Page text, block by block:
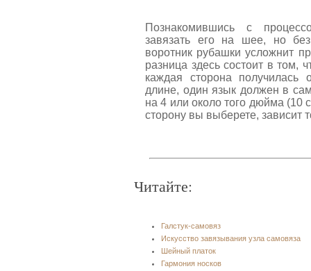
Познакомившись с
завязать его на шее, но
воротник рубашки усложнит
разница здесь состоит в том,
каждая сторона
длине, один язык должен в
на 4 или около того дюйма (10
сторону вы выберете, зависит
Читайте:
Галстук-самовяз
Искусство завязывания узла самовяза
Шейный платок
Гармония носков